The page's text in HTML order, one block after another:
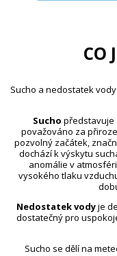
CO
Sucho a nedostatek
Sucho představuje
považováno za
pozvolný začátek,
dochází k výskytu
anomálie v
vysokého tlaku
Nedostatek vodyje
dostatečný pro
Sucho se dělí na